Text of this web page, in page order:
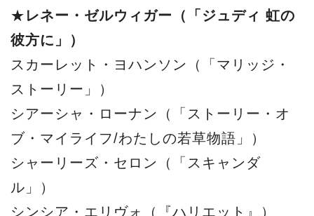
★ レネー・ゼルウィガー（「ジュディ 虹の
彼方に」）
スカーレット・ヨハンソン（「マリッジ・
ストーリー」）
シアーシャ・ローナン（「ストーリー・オ
ブ・マイライフ/わたしの若草物語」）
シャーリーズ・セロン（「スキャンダ
ル」）
シンシア・エリヴォ（『ハリエット』）